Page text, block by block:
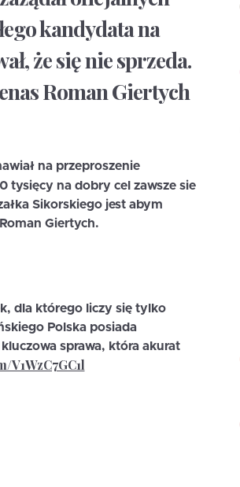
kandydata na
że się nie sprzeda.
Roman Giertych
na przeproszenie
tysięcy na dobry cel zawsze sie
Sikorskiego jest abym
Giertych.
dla którego liczy się tylko
Polska posiada
sprawa, która akurat